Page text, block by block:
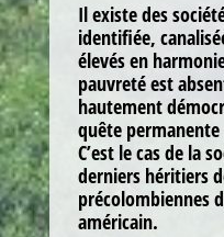
Il existe des
identifiée,
élevés en
pauvreté est
hautement
quête
C’est le cas de la
derniers héritiers
précolombiennes
américain.